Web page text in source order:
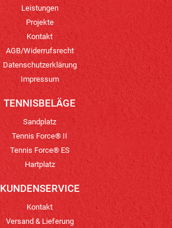
Leistungen
Projekte
Kontakt
AGB/Widerrufsrecht
Datenschutzerklärung
Impressum
TENNISBELÄGE
Sandplatz
Tennis Force® II
Tennis Force® ES
Hartplatz
KUNDENSERVICE
Kontakt
Versand & Lieferung